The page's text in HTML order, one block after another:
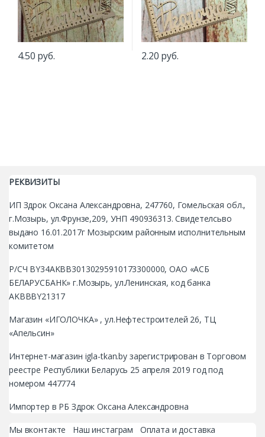
4.50 руб. 2.20 руб.
РЕКВИЗИТЫ
ИП Здрок Оксана Александровна, 247760, Гомельская обл.,
г.Мозырь, ул.Фрунзе,209, УНП 490936313. Свидетелсьво
выдано 16.01.2017г Мозырским районным исполнительным
комитетом
Р/СЧ BY34AKBB30130295910173300000, ОАО «АСБ
БЕЛАРУСБАНК» г.Мозырь, ул.Ленинская, код банка
AKBBBY21317
Магазин «ИГОЛОЧКА» , ул.Нефтестроителей 26, ТЦ
«Апельсин»
Интернет-магазин igla-tkan.by зарегистрирован в Торговом
реестре Республики Беларусь 25 апреля 2019 год под
номером 447774
Импортер в РБ Здрок Оксана Александровна
Мы вконтакте Наш инстаграм Оплата и доставка